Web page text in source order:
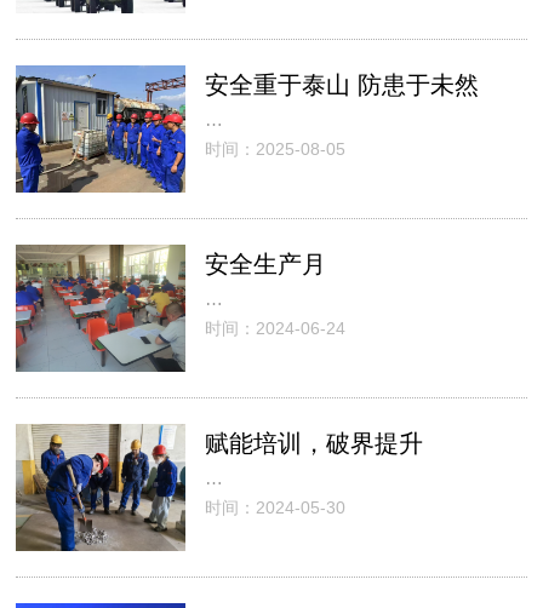
安全重于泰山 防患于未然
…
时间：2025-08-05
安全生产月
…
时间：2024-06-24
赋能培训，破界提升
…
时间：2024-05-30